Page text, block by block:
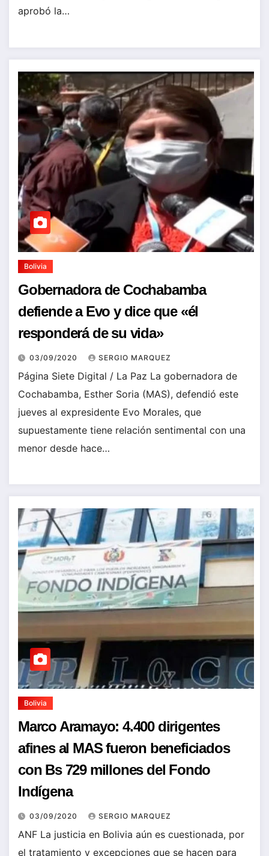
aprobó la…
Bolivia
Gobernadora de Cochabamba
defiende a Evo y dice que «él
responderá de su vida»
03/09/2020 SERGIO MARQUEZ
Página Siete Digital / La Paz La gobernadora de
Cochabamba, Esther Soria (MAS), defendió este
jueves al expresidente Evo Morales, que
supuestamente tiene relación sentimental con una
menor desde hace…
Bolivia
Marco Aramayo: 4.400 dirigentes
afines al MAS fueron beneficiados
con Bs 729 millones del Fondo
Indígena
03/09/2020 SERGIO MARQUEZ
ANF La justicia en Bolivia aún es cuestionada, por
el tratamiento y excepciones que se hacen para